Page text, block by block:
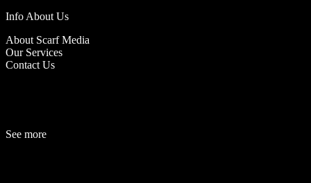
Info About Us
About Scarf Media
Our Services
Contact Us
See more